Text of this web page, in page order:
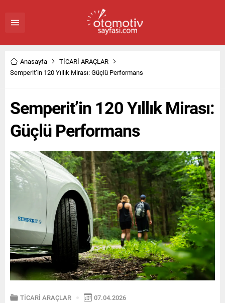
Anasayfa
TİCARİ ARAÇLAR
Semperit’in 120 Yıllık Mirası: Güçlü Performans
Semperit’in 120 Yıllık Mirası:
Güçlü Performans
TİCARİ ARAÇLAR 07.04.2026